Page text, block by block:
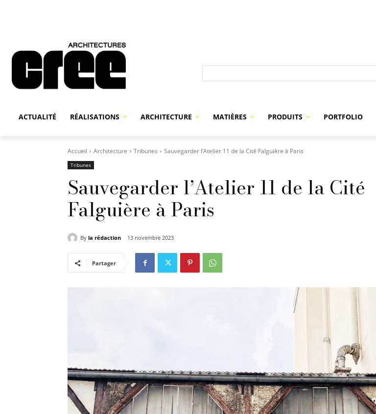
ACTUALITÉ RÉALISATIONS ARCHITECTURE MATIÈRES PRODUITS PORTFOLIO
Accueil Architecture Tribunes Sauvegarder l’Atelier 11 de la Cité Falguière à Paris
Tribunes
Sauvegarder l’Atelier 11 de la Cité
Falguière à Paris
By la rédaction 13 novembre 2023
Partager